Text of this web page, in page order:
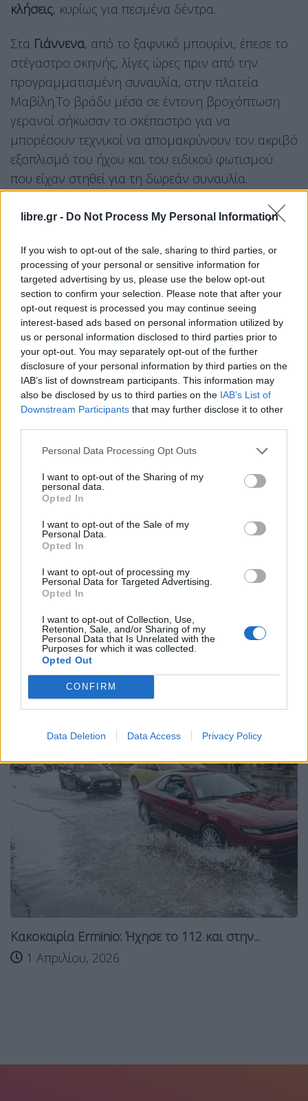
libre.gr - Do Not Process My Personal Information
If you wish to opt-out of the sale, sharing to third parties, or
processing of your personal or sensitive information for
targeted advertising by us, please use the below opt-out
section to confirm your selection. Please note that after your
opt-out request is processed you may continue seeing
interest-based ads based on personal information utilized by
us or personal information disclosed to third parties prior to
your opt-out. You may separately opt-out of the further
disclosure of your personal information by third parties on the
IAB’s list of downstream participants. This information may
also be disclosed by us to third parties on the IAB’s List of
Downstream Participants that may further disclose it to other
Personal Data Processing Opt Outs
I want to opt-out of the Sharing of my
personal data.
Opted In
I want to opt-out of the Sale of my
Personal Data.
Opted In
I want to opt-out of processing my
Personal Data for Targeted Advertising.
Opted In
I want to opt-out of Collection, Use,
Retention, Sale, and/or Sharing of my
Personal Data that Is Unrelated with the
Purposes for which it was collected.
Opted Out
CONFIRM
Data Deletion Data Access Privacy Policy
κλήσεις, κυρίως για πεσμένα δέντρα.
Στα Γιάννενα, από το ξαφνικό μπουρίνι, έπεσε το
στέγαστρο σκηνής, λίγες ώρες πριν από την
προγραμματισμένη συναυλία, στην πλατεία
Μαβίλη.Το βράδυ μέσα σε έντονη βροχόπτωση
γερανοί σήκωσαν το σκέπαστρο για να
μπορέσουν τεχνικοί να απομακρύνουν τον ακριβό
εξοπλισμό του ήχου και του ειδικού φωτισμού
που είχαν στηθεί για τη δωρεάν συναυλία.
, με ισχυρές
βροχοπτώσεις. Δρόμοι και επιχειρήσεις
πλημμύρισαν, ενώ αυτοκίνητα ακινητοποιήθηκαν
κυρίως στην περιοχή της Σπηλιάς στο ιστορικό
κέντρο.
ΣτηΚοζάνη, οι θυελλώδεις άνεμοι προκάλεσαν
πτώσεις δένδρων και καλωδίων, σε δρόμους και
πάρκα, δημιουργώντας προβλήματα στην
κυκλοφορία, ενώ προκάλεσαν και μικρές εστίες
φωτιάς σε διάφορες περιοχές της πόλης.
άνεμοι, που έφτασαν σε ένταση τα 8 με 9
μποφόρ, σάρωσαν τα πάντα στο πέρασμά τους,
προκαλώντας εκτεταμένες ζημιές σε υποδομές,
καλλιέργειες και ιδιωτικές περιουσίες.
Facebook
Email Copy Link
Tags: Δυτική Ελλάδα Κακοκαιρία
πτώσεις δέντρων
Σχετικά Άρθρα
Κακοκαιρία Erminio: Ήχησε το 112 και στην...
1 Απριλίου, 2026